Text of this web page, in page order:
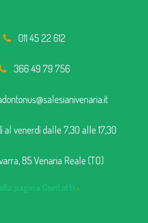
011 45 22 612
366 49 79 756
al venerdì dalle 7,30 alle 17,30
85 Venaria Reale (TO)